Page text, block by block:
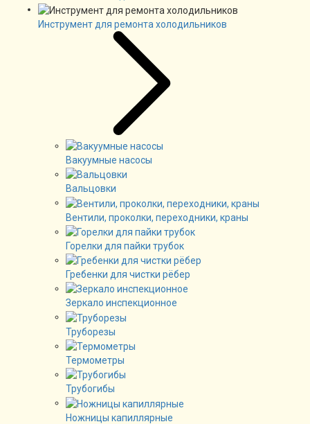
Инструмент для ремонта холодильников
Вакуумные насосы
Вальцовки
Вентили, проколки, переходники, краны
Горелки для пайки трубок
Гребенки для чистки рёбер
Зеркало инспекционное
Труборезы
Термометры
Трубогибы
Ножницы капиллярные